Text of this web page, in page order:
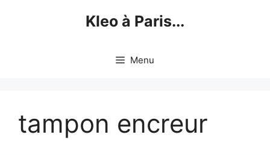
Kleo à Paris...
Menu
tampon encreur